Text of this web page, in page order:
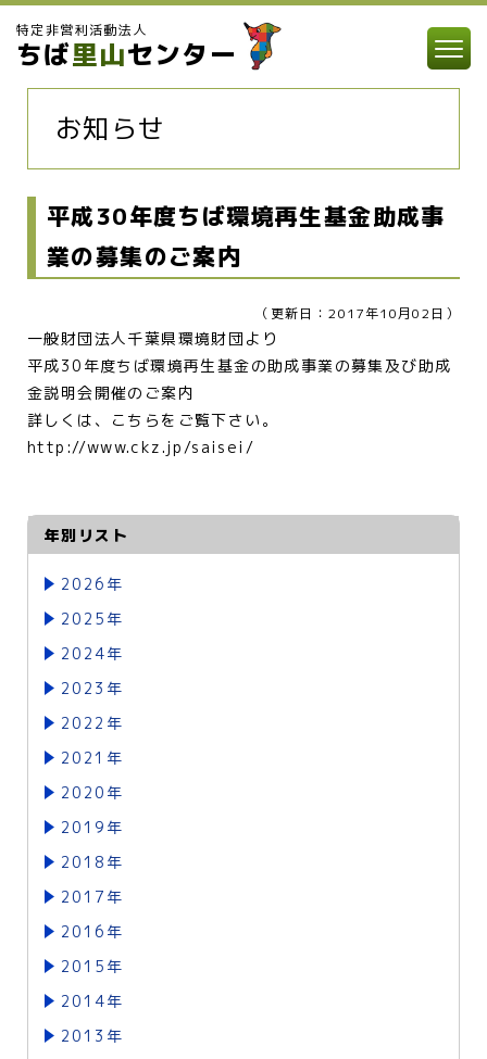
特定非営利活動法人
ちば里山センター
お知らせ
平成30年度ちば環境再生基金助成事
業の募集のご案内
（更新日：2017年10月02日）
一般財団法人千葉県環境財団より
平成30年度ちば環境再生基金の助成事業の募集及び助成
金説明会開催のご案内
詳しくは、こちらをご覧下さい。
http://www.ckz.jp/saisei/
年別リスト
2026年
2025年
2024年
2023年
2022年
2021年
2020年
2019年
2018年
2017年
2016年
2015年
2014年
2013年